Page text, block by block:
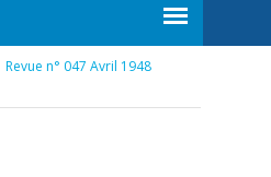
Revue n° 047 Avril 1948